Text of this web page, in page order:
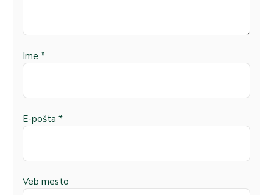
Ime *
E-pošta *
Veb mesto